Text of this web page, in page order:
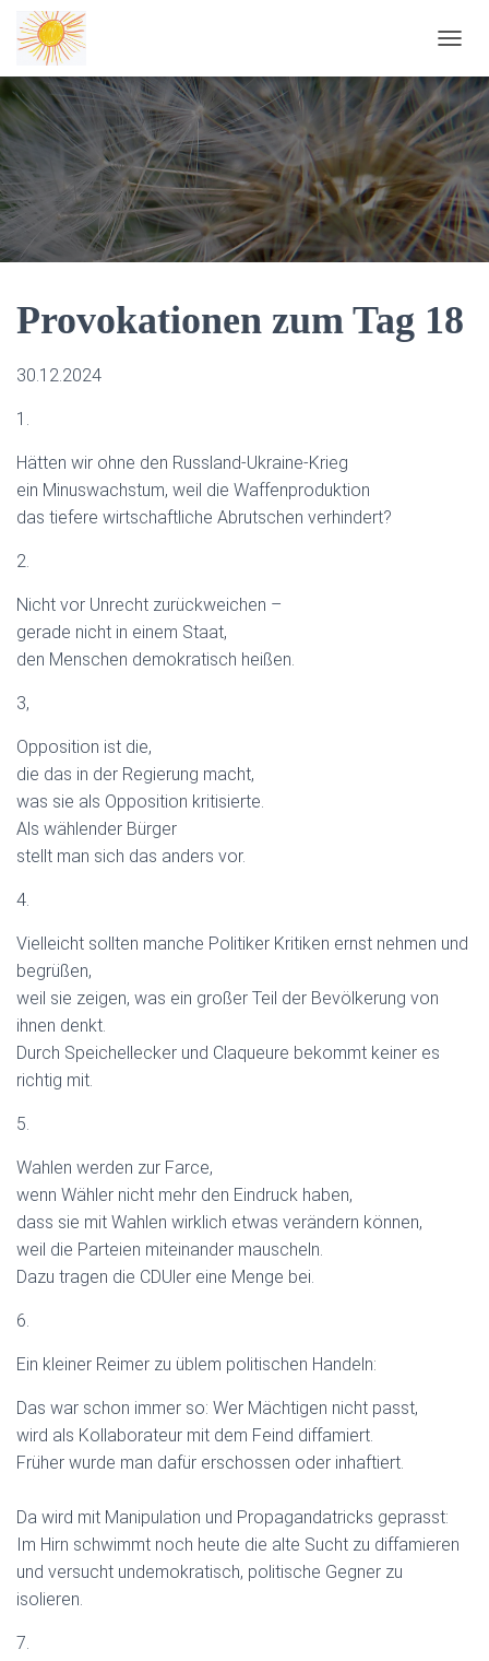
Provokationen zum Tag 18
30.12.2024
1.
Hätten wir ohne den Russland-Ukraine-Krieg
ein Minuswachstum, weil die Waffenproduktion
das tiefere wirtschaftliche Abrutschen verhindert?
2.
Nicht vor Unrecht zurückweichen –
gerade nicht in einem Staat,
den Menschen demokratisch heißen.
3,
Opposition ist die,
die das in der Regierung macht,
was sie als Opposition kritisierte.
Als wählender Bürger
stellt man sich das anders vor.
4.
Vielleicht sollten manche Politiker Kritiken ernst nehmen und
begrüßen,
weil sie zeigen, was ein großer Teil der Bevölkerung von
ihnen denkt.
Durch Speichellecker und Claqueure bekommt keiner es
richtig mit.
5.
Wahlen werden zur Farce,
wenn Wähler nicht mehr den Eindruck haben,
dass sie mit Wahlen wirklich etwas verändern können,
weil die Parteien miteinander mauscheln.
Dazu tragen die CDUler eine Menge bei.
6.
Ein kleiner Reimer zu üblem politischen Handeln:
Das war schon immer so: Wer Mächtigen nicht passt,
wird als Kollaborateur mit dem Feind diffamiert.
Früher wurde man dafür erschossen oder inhaftiert.
Da wird mit Manipulation und Propagandatricks geprasst:
Im Hirn schwimmt noch heute die alte Sucht zu diffamieren
und versucht undemokratisch, politische Gegner zu
isolieren.
7.